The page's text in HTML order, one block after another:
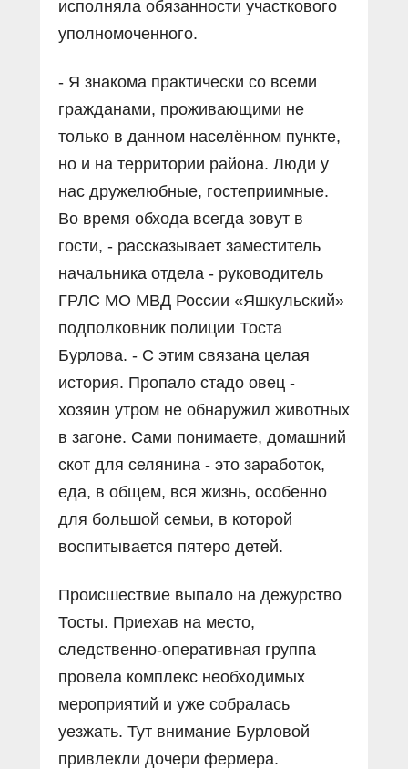
исполняла обязанности участкового
уполномоченного.
- Я знакома практически со всеми
гражданами, проживающими не
только в данном населённом пункте,
но и на территории района. Люди у
нас дружелюбные, гостеприимные.
Во время обхода всегда зовут в
гости, - рассказывает заместитель
начальника отдела - руководитель
ГРЛС МО МВД России «Яшкульский»
подполковник полиции Тоста
Бурлова. - С этим связана целая
история. Пропало стадо овец -
хозяин утром не обнаружил животных
в загоне. Сами понимаете, домашний
скот для селянина - это заработок,
еда, в общем, вся жизнь, особенно
для большой семьи, в которой
воспитывается пятеро детей.
Происшествие выпало на дежурство
Тосты. Приехав на место,
следственно-оперативная группа
провела комплекс необходимых
мероприятий и уже собралась
уезжать. Тут внимание Бурловой
привлекли дочери фермера.